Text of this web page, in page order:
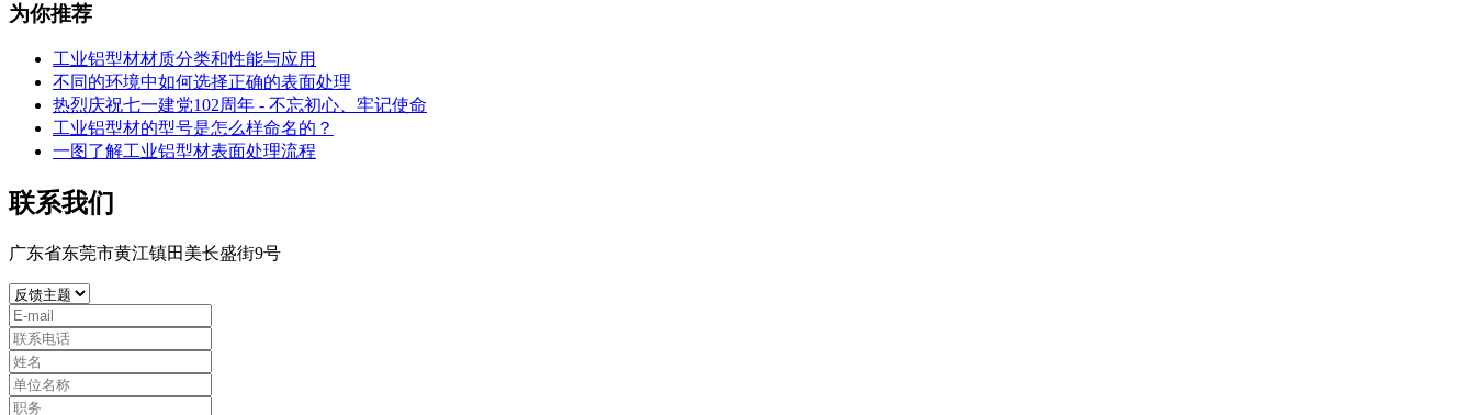
为你推荐
工业铝型材材质分类和性能与应用
不同的环境中如何选择正确的表面处理
热烈庆祝七一建党102周年 - 不忘初心、牢记使命
工业铝型材的型号是怎么样命名的？
一图了解工业铝型材表面处理流程
联系我们
广东省东莞市黄江镇田美长盛街9号